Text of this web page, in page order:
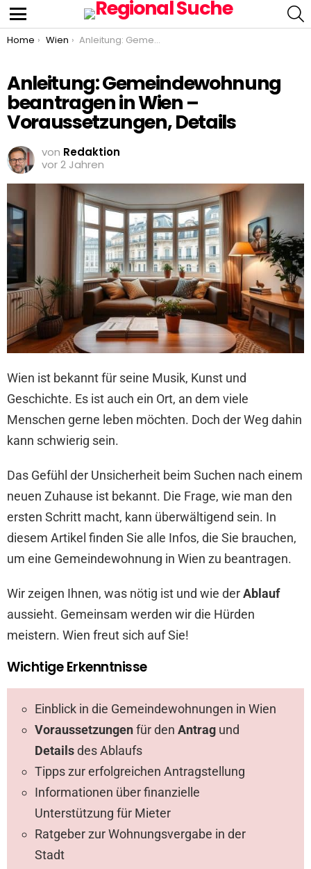
Menu
You are here:
Home Wien Anleitung: Gemeindewohnung beantragen in Wien – Voraussetzungen, Details
Anleitung: Gemeindewohnung
beantragen in Wien –
Voraussetzungen, Details
von Redaktion
vor 2 Jahren
Wien ist bekannt für seine Musik, Kunst und
Geschichte. Es ist auch ein Ort, an dem viele
Menschen gerne leben möchten. Doch der Weg dahin
kann schwierig sein.
Das Gefühl der Unsicherheit beim Suchen nach einem
neuen Zuhause ist bekannt. Die Frage, wie man den
ersten Schritt macht, kann überwältigend sein. In
diesem Artikel finden Sie alle Infos, die Sie brauchen,
um eine Gemeindewohnung in Wien zu beantragen.
Wir zeigen Ihnen, was nötig ist und wie derAblauf
aussieht. Gemeinsam werden wir die Hürden
meistern. Wien freut sich auf Sie!
Wichtige Erkenntnisse
Einblick in die Gemeindewohnungen in Wien
Voraussetzungenfür den Antrag und
Detailsdes Ablaufs
Tipps zur erfolgreichen Antragstellung
Informationen über finanzielle
Unterstützung für Mieter
Ratgeber zur Wohnungsvergabe in der
Stadt